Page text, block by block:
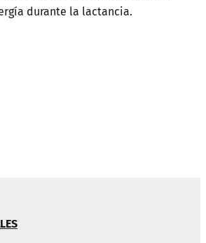
durante la lactancia.